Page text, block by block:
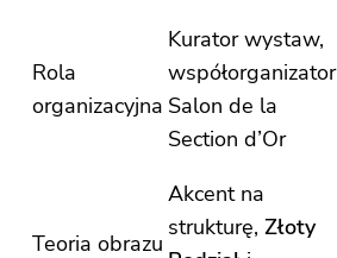
Rola
organizacyjna
Kurator wystaw,
współorganizator
Salon de la
Section d’Or
Teoria obrazu
Akcent na
strukturę, Złoty